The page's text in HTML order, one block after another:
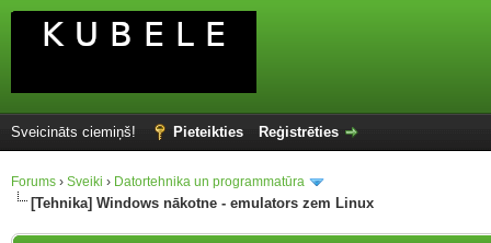
Sveicināts ciemiņš! Pieteikties Reģistrēties
Forums › Sveiki › Datortehnika un programmatūra
[Tehnika] Windows nākotne - emulators zem Linux